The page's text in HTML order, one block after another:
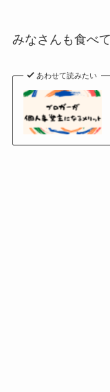
みなさんも食べ
あわせて読みたい